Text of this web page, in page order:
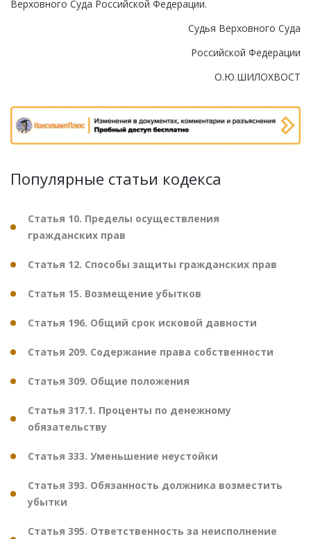
Верховного Суда Российской Федерации.
Судья Верховного Суда
Российской Федерации
О.Ю.ШИЛОХВОСТ
Популярные статьи кодекса
Статья 10. Пределы осуществления
гражданских прав
Статья 12. Способы защиты гражданских прав
Статья 15. Возмещение убытков
Статья 196. Общий срок исковой давности
Статья 209. Содержание права собственности
Статья 309. Общие положения
Статья 317.1. Проценты по денежному
обязательству
Статья 333. Уменьшение неустойки
Статья 393. Обязанность должника возместить
убытки
Статья 395. Ответственность за неисполнение